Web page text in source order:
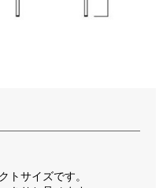
トサイズです。